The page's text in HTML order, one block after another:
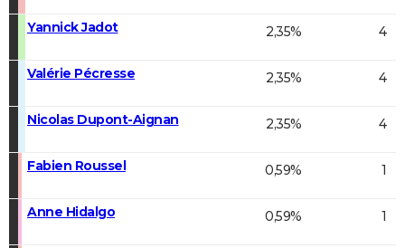
Yannick Jadot 2,35% 4
Valérie Pécresse 2,35% 4
Nicolas Dupont-Aignan 2,35% 4
Fabien Roussel 0,59% 1
Anne Hidalgo 0,59% 1